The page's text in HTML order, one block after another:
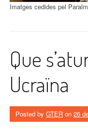
Imatges cedides pel
Que
Ucraïna
Posted by GTER on 26